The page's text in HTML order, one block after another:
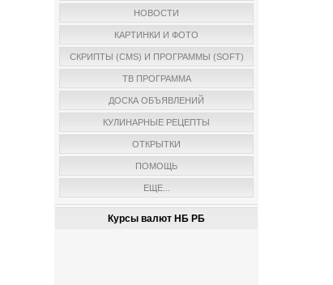
НОВОСТИ
КАРТИНКИ И ФОТО
СКРИПТЫ (CMS) И ПРОГРАММЫ (SOFT)
ТВ ПРОГРАММА
ДОСКА ОБЪЯВЛЕНИЙ
КУЛИНАРНЫЕ РЕЦЕПТЫ
ОТКРЫТКИ
ПОМОЩЬ
ЕЩЕ...
Курсы валют НБ РБ